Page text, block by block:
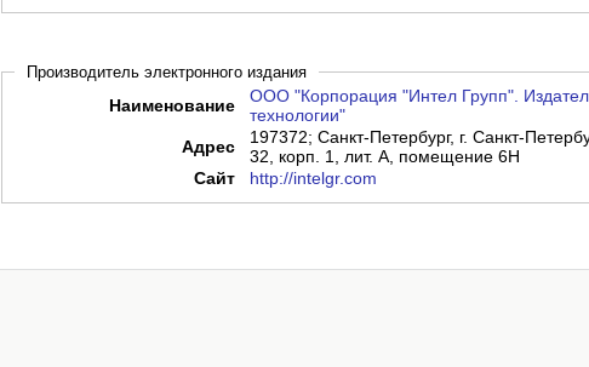
Производитель электронного издания
Наименование
ООО "Корпорация "Интел Групп".
технологии"
Адрес
197372; Санкт-Петербург, г. Санкт-
32, корп. 1, лит. А, помещение 6Н
Сайт
http://intelgr.com